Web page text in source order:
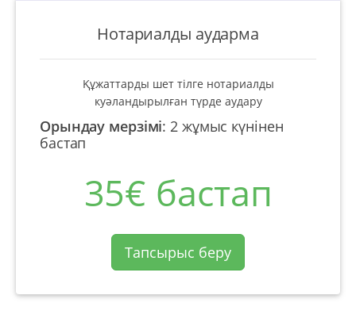
Нотариалды аударма
Құжаттарды шет тілге нотариалды
куәландырылған түрде аудару
Орындау мерзімі:2 жұмыс күнінен
бастап
35€ бастап
Тапсырыс беру